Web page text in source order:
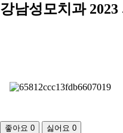
강남성모치과
좋아요 0 싫어요 0